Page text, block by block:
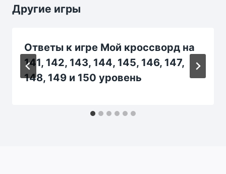
Другие игры
Ответы к игре Мой кроссворд на
141, 142, 143, 144, 145, 146, 147,
148, 149 и 150 уровень